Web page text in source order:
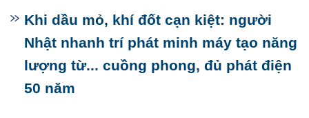
Khi dầu mỏ, khí đốt cạn kiệt: người
Nhật nhanh trí phát minh máy tạo năng
lượng từ... cuồng phong, đủ phát điện
50 năm